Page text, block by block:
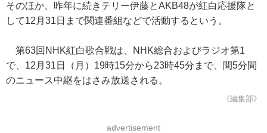
そのほか、昨年に続きテリー伊藤とAKB48が紅白応援隊と
して12月31日まで関連番組などで活動するという。
第63回NHK紅白歌合戦は、NHK総合およびラジオ第1
で、12月31日（月）19時15分から23時45分まで、間5分間
のニュース中継をはさみ放送される。
《編集部》
advertisement